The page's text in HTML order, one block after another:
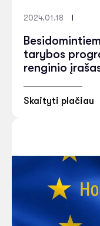
2024.01.18
tarybos
renginio
Skaityti plačiau